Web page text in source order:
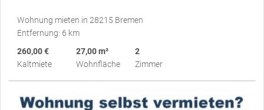
Wohnung mieten in 28215 Bremen
Entfernung: 6 km
260,00 €
Kaltmiete
27,00 m²
Wohnfläche
2
Zimmer